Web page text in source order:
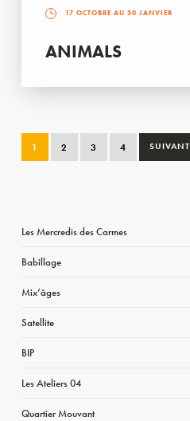
17 OCTOBRE AU 30 JANVIER
ANIMALS
1 2 3 4 SUIVANT
Les Mercredis des Carmes
Babillage
Mix’âges
Satellite
BIP
Les Ateliers 04
Quartier Mouvant